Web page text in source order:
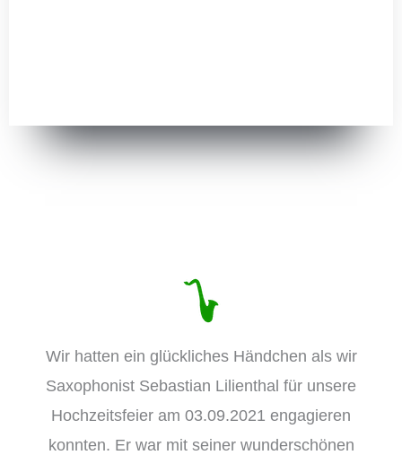
Wir hatten ein glückliches Händchen als wir
Saxophonist Sebastian Lilienthal für unsere
Hochzeitsfeier am 03.09.2021 engagieren
konnten. Er war mit seiner wunderschönen